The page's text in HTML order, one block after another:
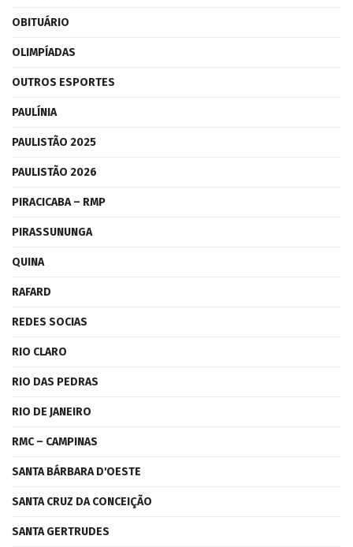
OBITUÁRIO
OLIMPÍADAS
OUTROS ESPORTES
PAULÍNIA
PAULISTÃO 2025
PAULISTÃO 2026
PIRACICABA – RMP
PIRASSUNUNGA
QUINA
RAFARD
REDES SOCIAS
RIO CLARO
RIO DAS PEDRAS
RIO DE JANEIRO
RMC – CAMPINAS
SANTA BÁRBARA D'OESTE
SANTA CRUZ DA CONCEIÇÃO
SANTA GERTRUDES